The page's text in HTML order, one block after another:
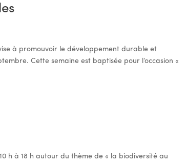
à promouvoir le développement durable et
Cette semaine est baptisée pour l’occasion «
h à 18 h autour du thème de « la biodiversité au